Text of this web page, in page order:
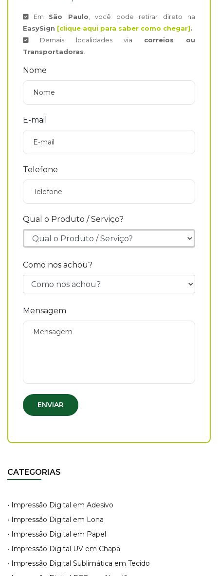
Em São Paulo , você pode retirar direto na
EasySign [clique aqui para saber como chegar].
Demais localidades via correios ou
Transportadoras
Nome
E-mail
Telefone
Qual o Produto / Serviço?
Como nos achou?
Mensagem
ENVIAR
CATEGORIAS
• Impressão Digital em Adesivo
• Impressão Digital em Lona
• Impressão Digital em Papel
• Impressão Digital UV em Chapa
• Impressão Digital Sublimática em Tecido